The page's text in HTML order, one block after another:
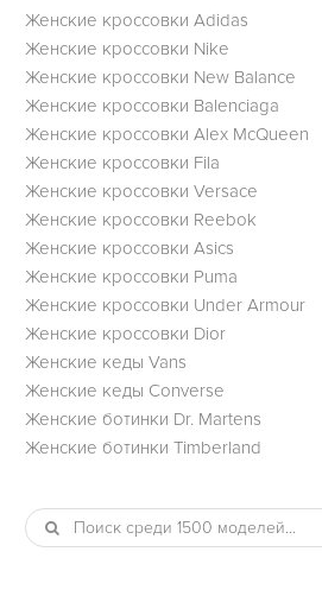
Женские кроссовки Adidas
Женские кроссовки Nike
Женские кроссовки New Balance
Женские кроссовки Balenciaga
Женские кроссовки Alex McQueen
Женские кроссовки Fila
Женские кроссовки Versace
Женские кроссовки Reebok
Женские кроссовки Asics
Женские кроссовки Puma
Женские кроссовки Under Armour
Женские кроссовки Dior
Женские кеды Vans
Женские кеды Converse
Женские ботинки Dr. Martens
Женские ботинки Timberland